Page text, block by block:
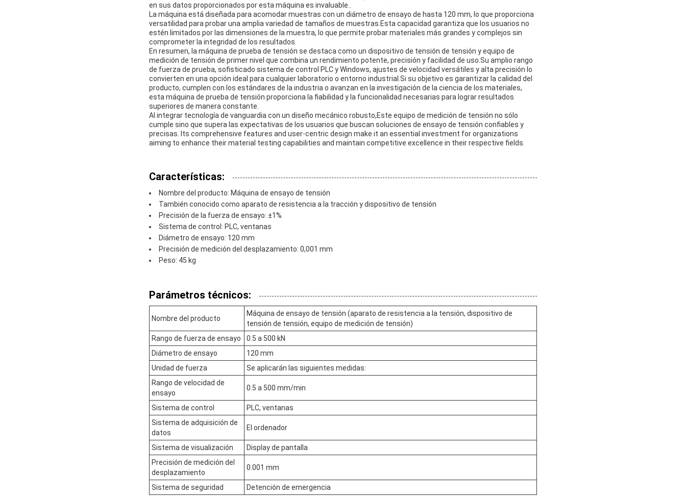
en sus datos proporcionados por esta máquina es invaluable..
La máquina está diseñada para acomodar muestras con un diámetro de ensayo de hasta 120 mm, lo que proporciona
versatilidad para probar una amplia variedad de tamaños de muestras.Esta capacidad garantiza que los usuarios no
estén limitados por las dimensiones de la muestra, lo que permite probar materiales más grandes y complejos sin
comprometer la integridad de los resultados.
En resumen, la máquina de prueba de tensión se destaca como un dispositivo de tensión de tensión y equipo de
medición de tensión de primer nivel que combina un rendimiento potente, precisión y facilidad de uso.Su amplio rango
de fuerza de prueba, sofisticado sistema de control PLC y Windows, ajustes de velocidad versátiles y alta precisión lo
convierten en una opción ideal para cualquier laboratorio o entorno industrial.Si su objetivo es garantizar la calidad del
producto, cumplen con los estándares de la industria o avanzan en la investigación de la ciencia de los materiales,
esta máquina de prueba de tensión proporciona la fiabilidad y la funcionalidad necesarias para lograr resultados
superiores de manera constante.
Al integrar tecnología de vanguardia con un diseño mecánico robusto,Este equipo de medición de tensión no sólo
cumple sino que supera las expectativas de los usuarios que buscan soluciones de ensayo de tensión confiables y
precisas. Its comprehensive features and user-centric design make it an essential investment for organizations
aiming to enhance their material testing capabilities and maintain competitive excellence in their respective fields.
Características:
Nombre del producto: Máquina de ensayo de tensión
También conocido como aparato de resistencia a la tracción y dispositivo de tensión
Precisión de la fuerza de ensayo: ±1%
Sistema de control: PLC, ventanas
Diámetro de ensayo: 120 mm
Precisión de medición del desplazamiento: 0,001 mm
Peso: 45 kg
Parámetros técnicos:
Nombre del producto
Máquina de ensayo de tensión (aparato de resistencia a la tensión, dispositivo de
tensión de tensión, equipo de medición de tensión)
Rango de fuerza de ensayo
0.5 a 500 kN
Diámetro de ensayo
120 mm
Unidad de fuerza
Se aplicarán las siguientes medidas:
Rango de velocidad de
ensayo
0.5 a 500 mm/min
Sistema de control
PLC, ventanas
Sistema de adquisición de
datos
El ordenador
Sistema de visualización
Display de pantalla
Precisión de medición del
desplazamiento
0.001 mm
Sistema de seguridad Detención de emergencia